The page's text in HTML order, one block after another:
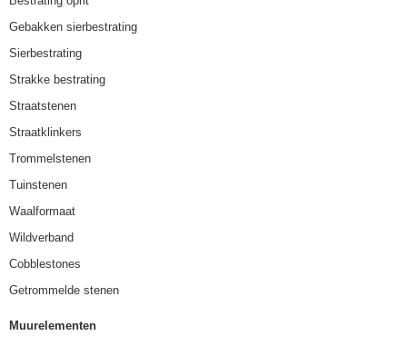
Gebakken sierbestrating
Sierbestrating
Strakke bestrating
Straatstenen
Straatklinkers
Trommelstenen
Tuinstenen
Waalformaat
Wildverband
Cobblestones
Getrommelde stenen
Muurelementen